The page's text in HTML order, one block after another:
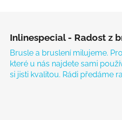
Inlinespecial - Radost z
Brusle a bruslení milujeme.
které u nás najdete sami
si jisti kvalitou. Rádi předáme